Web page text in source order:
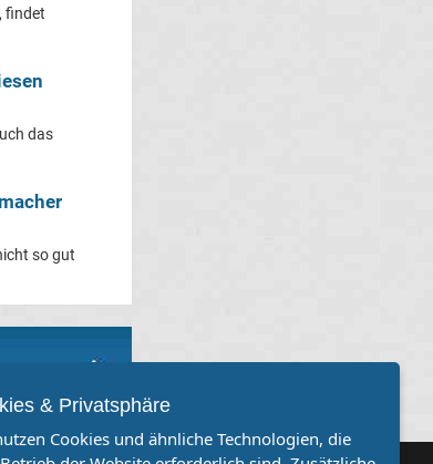
findet
das
so gut
& Privatsphäre
Cookies und ähnliche Technologien, die